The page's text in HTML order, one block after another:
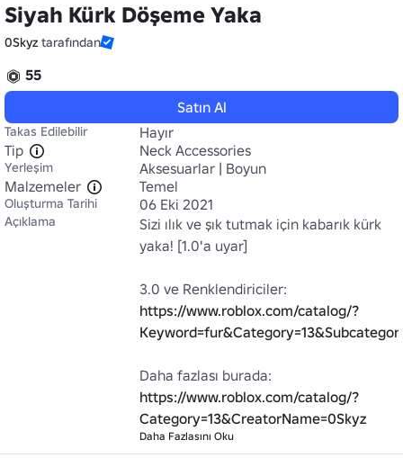
Siyah Kürk Döşeme Yaka
0Skyz tarafından
55
Satın Al
Takas Edilebilir
Hayır
Tip
Neck Accessories
Yerleşim
Aksesuarlar | Boyun
Malzemeler
Temel
Oluşturma Tarihi 06 Eki 2021
Açıklama
Sizi ılık ve şık tutmak için kabarık kürk
yaka! [1.0'a uyar]
https://www.roblox.com/catalog/?
https://www.roblox.com/catalog/?
Category=13&CreatorName=0Skyz
Daha Fazlasını Oku